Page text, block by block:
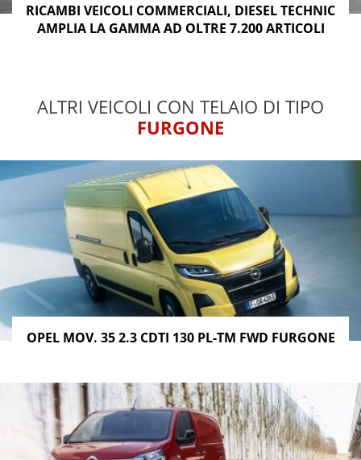
RICAMBI VEICOLI COMMERCIALI, DIESEL TECHNIC
AMPLIA LA GAMMA AD OLTRE 7.200 ARTICOLI
ALTRI VEICOLI CON TELAIO DI TIPO
FURGONE
OPEL MOV. 35 2.3 CDTI 130 PL-TM FWD FURGONE